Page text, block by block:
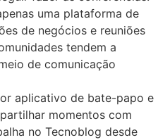
uma plataforma de
de negócios e reuniões
tendem a
de comunicação
aplicativo de bate-papo e
momentos com
no Tecnoblog desde